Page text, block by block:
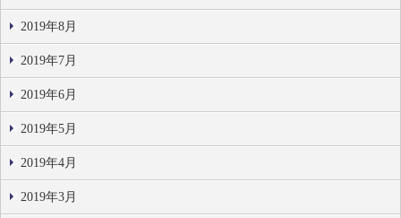
2019年8月
2019年7月
2019年6月
2019年5月
2019年4月
2019年3月